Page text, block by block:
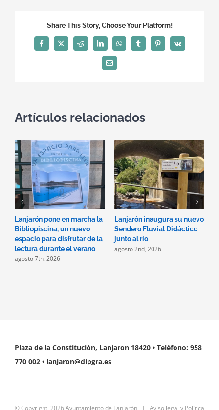
Share This Story, Choose Your Platform!
Facebook
X Reddit LinkedInWhatsAppTumblrPinterest
Vk
Correo
electrónico
Artículos relacionados
Lanjarón pone en marcha la
Bibliopiscina, un nuevo
espacio para disfrutar de la
lectura durante el verano
agosto 7th, 2026
Lanjarón inaugura su nuevo
Sendero Fluvial Didáctico
junto al río
agosto 2nd, 2026
Plaza de la Constitución, Lanjaron 18420 • Teléfono: 958
770 002 • lanjaron@dipgra.es
© Copyright 2026 Ayuntamiento de Lanjarón | Aviso legal y Política